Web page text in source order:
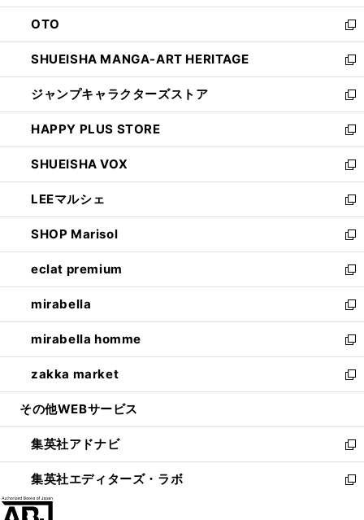
ウ
で
開
く
ン
ド
ウ
で
開
く
OTO
新
し
い
ウ
ィ
ン
ド
ウ
で
開
く
SHUEISHA MANGA-ART HERITAGE
新
し
い
ウ
ィ
ン
ド
ウ
で
開
く
ジャンプキャラクターズストア
新
し
い
ウ
ィ
ン
ド
ウ
で
開
く
HAPPY PLUS STORE
新
し
い
ウ
ィ
ン
ド
ウ
で
開
く
SHUEISHA VOX
新
し
い
ウ
ィ
ン
ド
ウ
で
開
く
LEEマルシェ
新
し
い
ウ
ィ
ン
ド
ウ
で
開
く
SHOP Marisol
新
し
い
ウ
ィ
ン
ド
ウ
で
開
eclat premium
新
し
い
ウ
ィ
ン
ド
ウ
開
く
mirabella
新
し
い
ウ
ィ
ン
ウ
で
開
く
mirabella homme
新
し
い
ウ
ン
ド
ウ
で
zakka market
新
し
ウ
ィ
ン
ド
その他WEBサービス
集英社アドナビ
新
し
い
集英社エディターズ・ラボ
新